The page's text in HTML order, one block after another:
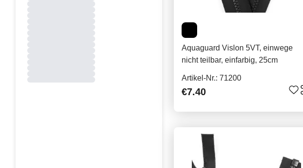
Aquaguard Vislon 5VT, einwege
nicht teilbar, einfarbig, 25cm
Artikel-Nr.: 71200
€7.40